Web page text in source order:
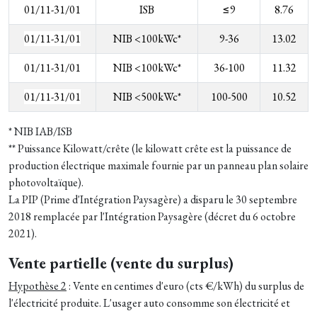
01/11-31/01
ISB ≤9
8.76
01/11-31/01
NIB <100kWc* 9-36
13.02
01/11-31/01
NIB <100kWc* 36-100
11.32
01/11-31/01
NIB <500kWc* 100-500 10.52
* NIB IAB/ISB
** Puissance Kilowatt/crête (le kilowatt crête est la puissance de
production électrique maximale fournie par un panneau plan solaire
photovoltaïque).
LaPIP (Prime d'Intégration Paysagère) a disparu le 30 septembre
2018 remplacée par l'Intégration Paysagère (décret du 6 octobre
2021).
Vente partielle (vente du surplus)
Hypothèse 2: Vente en centimes d'euro (cts €/kWh) du surplus de
l'électricité produite. L'usager auto consomme son électricité et